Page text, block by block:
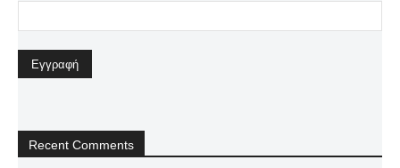
Recent Comments